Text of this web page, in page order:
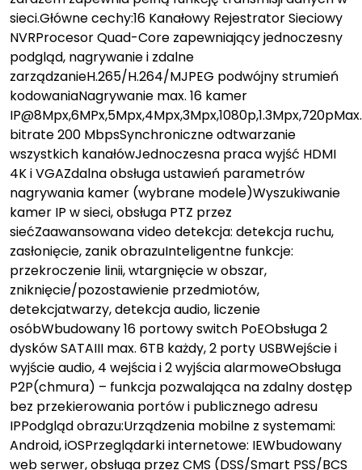
sieci.Główne cechy:16 Kanałowy Rejestrator Sieciowy
NVRProcesor Quad-Core zapewniający jednoczesny
podgląd, nagrywanie i zdalne
zarządzanieH.265/H.264/MJPEG podwójny strumień
kodowaniaNagrywanie max. 16 kamer
IP@8Mpx,6MPx,5Mpx,4Mpx,3Mpx,1080p,1.3Mpx,720pMax.
bitrate 200 MbpsSynchroniczne odtwarzanie
wszystkich kanałówJednoczesna praca wyjść HDMI
4K i VGAZdalna obsługa ustawień parametrów
nagrywania kamer (wybrane modele)Wyszukiwanie
kamer IP w sieci, obsługa PTZ przez
siećZaawansowana video detekcja: detekcja ruchu,
zasłonięcie, zanik obrazuInteligentne funkcje:
przekroczenie linii, wtargnięcie w obszar,
zniknięcie/pozostawienie przedmiotów,
detekcjatwarzy, detekcja audio, liczenie
osóbWbudowany 16 portowy switch PoEObsługa 2
dysków SATAIII max. 6TB każdy, 2 porty USBWejście i
wyjście audio, 4 wejścia i 2 wyjścia alarmoweObsługa
P2P(chmura) – funkcja pozwalająca na zdalny dostęp
bez przekierowania portów i publicznego adresu
IPPodgląd obrazu:Urządzenia mobilne z systemami:
Android, iOSPrzeglądarki internetowe: IEWbudowany
web serwer, obsługa przez CMS (DSS/Smart PSS/BCS